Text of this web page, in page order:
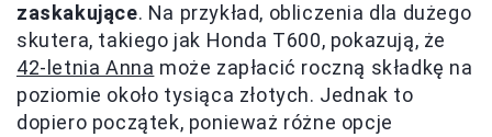
zaskakujące. Na przykład, obliczenia dla dużego
skutera, takiego jak Honda T600, pokazują, że
42-letnia Anna może zapłacić roczną składkę na
poziomie około tysiąca złotych. Jednak to
dopiero początek, ponieważ różne opcje